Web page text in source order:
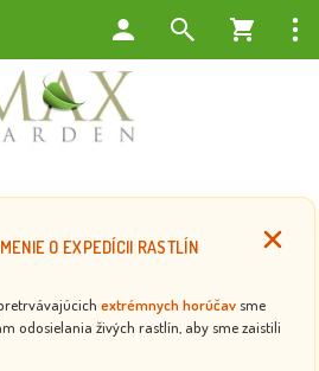
O EXPEDÍCII RASTLÍN
extrémnych horúčav sme
odosielania živých rastlín, aby sme zaistili